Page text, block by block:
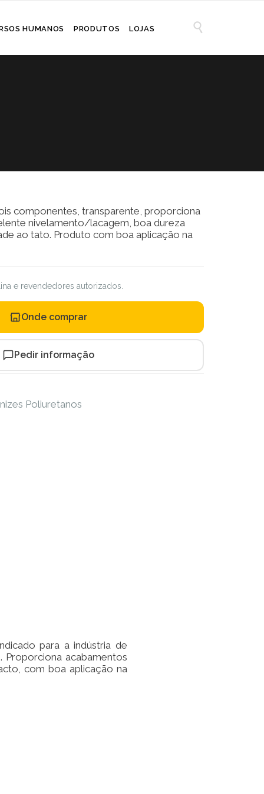
HUMANOS PRODUTOS LOJAS 
componentes, transparente, proporciona
nivelamento/lacagem, boa dureza
ao tato. Produto com boa aplicação na
e revendedores autorizados.
Onde comprar
Pedir informação
Poliuretanos
para a indústria de
acabamentos
com boa aplicação na